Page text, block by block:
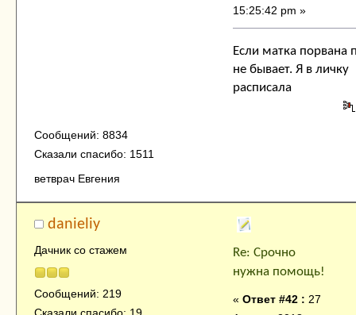
Сообщений: 8834
Сказали спасибо: 1511
ветврач Евгения
15:25:42 pm »
Если матка порвана
не бывает. Я в личку
расписала
danieliy
Дачник со стажем
Сообщений: 219
Re: Срочно
нужна помощь!
« Ответ #42 : 27